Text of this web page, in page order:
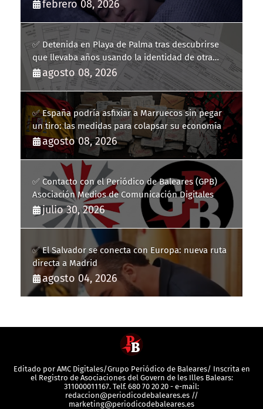
febrero 08, 2026
✅ Detenida en Playa de Palma tras descubrirse
que llevaba años usando la identidad de otra
persona
agosto 08, 2026
✅ España podría asfixiar a Marruecos sin pegar
un tiro: las medidas para colapsar su economía
agosto 08, 2026
✅ Contacto con el Periódico de Baleares (GPB)
Asociación Medios de Comunicación Digitales
julio 30, 2026
✅ El Salvador se conecta con Europa: nueva ruta
directa a Madrid
agosto 04, 2026
Editado por AMC Digitales/Grupo Periódico de Baleares/ Inscrita en
el Registro de Asociaciones del Govern de les Illes Balears:
311000011167. Telf. 680 70 20 20 - e-mail:
redaccion@periodicodebaleares.es //
marketing@periodicodebaleares.es